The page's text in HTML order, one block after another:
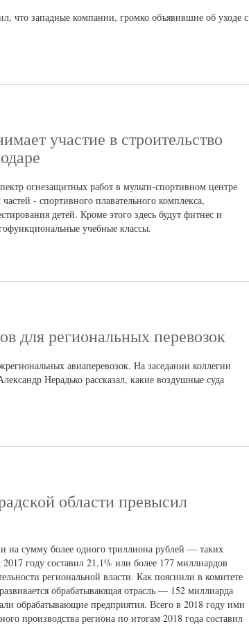
что западные компании, громко объявившие об уходе с
участие в строительство
огнезащитных работ в мульти-спортивном центре
- спортивного плавательного комплекса,
детей. Кроме этого здесь будут фитнес и
учебные классы.
для региональных перевозок
авиаперевозок. На заседании коллегии
Нерадько рассказал, какие воздушные суда
области превысил
на сумму более одного триллиона рублей — таких
году составил 21,1% или более 177 миллиардов
региональной власти. Как пояснили в комитете
обрабатывающая отрасль — 152 миллиарда
обрабатывающие предприятия. Всего в 2018 году ими
производства региона по итогам 2018 года составил